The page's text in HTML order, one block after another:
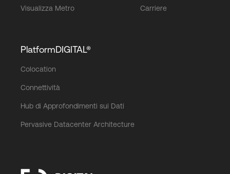
Visualizza Metro Carriere
PlatformDIGITAL®
Colocation
Connettività
Hub di Approfondimenti sui Dati
Pervasive Datacenter Architecture